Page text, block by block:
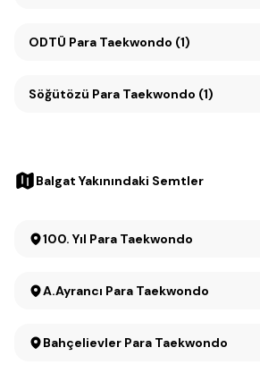
ODTÜ Para Taekwondo (1)
Söğütözü Para Taekwondo (1)
Balgat Yakınındaki Semtler
100. Yıl Para Taekwondo
A.Ayrancı Para Taekwondo
Bahçelievler Para Taekwondo